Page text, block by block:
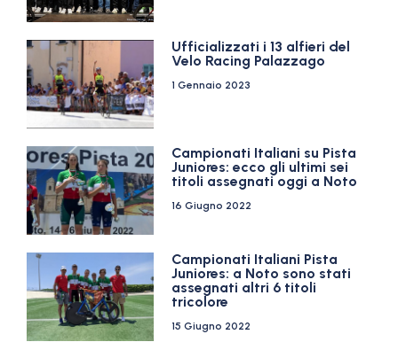
Ufficializzati i 13 alfieri del
Velo Racing Palazzago
1 Gennaio 2023
Campionati Italiani su Pista
Juniores: ecco gli ultimi sei
titoli assegnati oggi a Noto
16 Giugno 2022
Campionati Italiani Pista
Juniores: a Noto sono stati
assegnati altri 6 titoli
tricolore
15 Giugno 2022